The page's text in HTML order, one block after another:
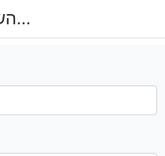
השאר טלפון ונציג כבר איתך...